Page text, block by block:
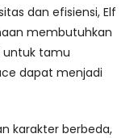
dan efisiensi, Elf
membutuhkan
untuk tamu
dapat menjadi
karakter berbeda,